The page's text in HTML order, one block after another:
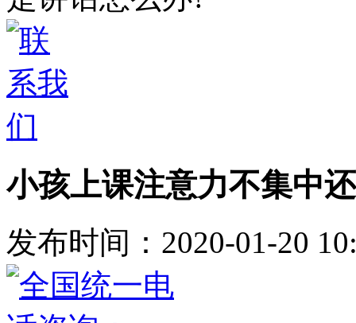
小孩上课注意力不集中
发布时间：2020-01-20